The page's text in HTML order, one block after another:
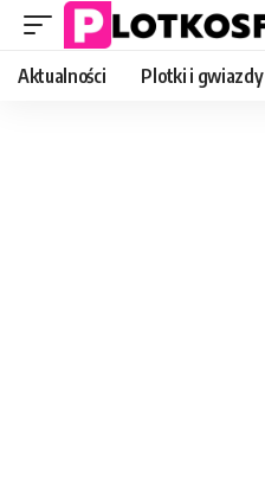
Aktualności Plotki i gwiazdy